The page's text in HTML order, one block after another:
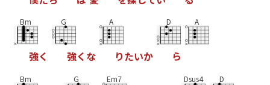
Bm
強く
G
強く な
A
りたいか
D
ら
A
Bm G Em7 Dsus4 D